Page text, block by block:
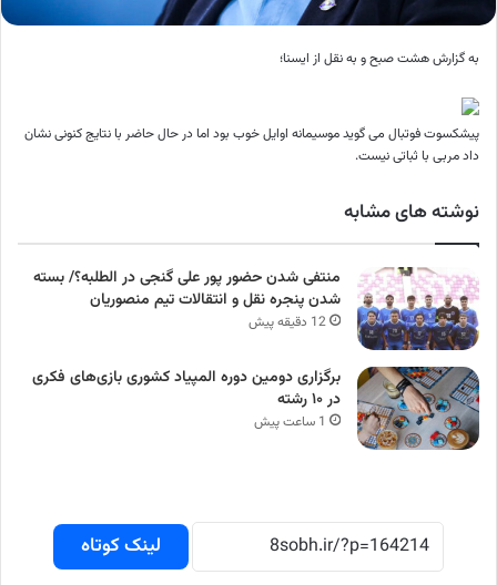
به گزارش هشت صبح و به نقل از ایسنا؛
پیشکسوت فوتبال می گوید موسیمانه اوایل خوب بود اما در حال حاضر با نتایج کنونی نشان
داد مربی با ثباتی نیست.
نوشته های مشابه
منتفی شدن حضور پور علی گنجی در الطلبه؟/ بسته
شدن پنجره‌ نقل و انتقالات تیم منصوریان
12 دقیقه پیش
برگزاری دومین‌ دوره المپیاد کشوری بازی‌های فکری
در ۱۰ رشته
1 ساعت پیش
لینک کوتاه